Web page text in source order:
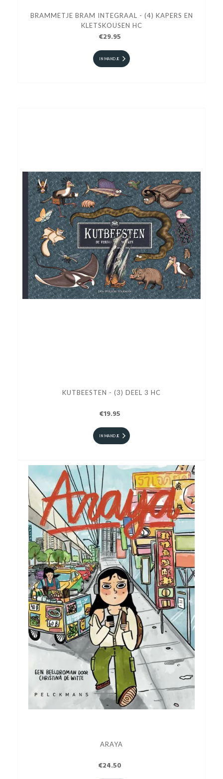
BRAMMETJE BRAM INTEGRAAL - (4) KAPERS EN
KLETSKOUSEN HC
€29.95
IN MANDJE
KUTBEESTEN - (3) DEEL 3 HC
€19.95
IN MANDJE
ARAYA
€24.50